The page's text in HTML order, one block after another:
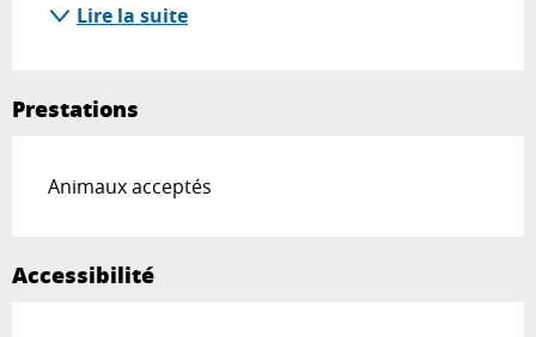
Lire la suite
Prestations
Animaux acceptés
Accessibilité